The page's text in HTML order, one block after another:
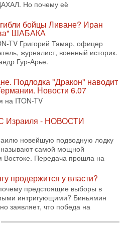
готовит взрыв!
TV СЕРГЕЙ МИГДАЛЬ, эксперт
офицер запаса
полиции Израиля, автор
ХАМАСа - НОВОСТИ
Трамп заявил о
соглашения о полном
вооруженных группировок в
крайних мер? Разбор и
Давида Шарпа
Ирана и США накаляется
в самый последний момент
тяжелых ударов
«Аркия» намерен
авиакомпании «Аркия»
Но почему её
бойцы Ливане? Иран
ШАБАКА
TV Григорий Тамар, офицер
журналист, военный историк.
Гур-Арье.
Подлодка "Дракон" наводит
Новости 6.07
на ITON-TV
Израиля - НОВОСТИ
новейшую подводную лодку
самой мощной
Передача прошла на
продержится у власти?
предстоящие выборы в
интригующими? Биньямин
заявляет, что победа на